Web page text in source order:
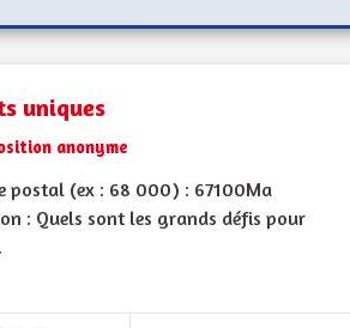
uniques
anonyme
postal (ex : 68 000) : 67100Ma
: Quels sont les grands défis pour